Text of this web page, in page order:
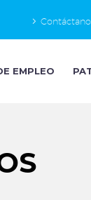
EMPLEO